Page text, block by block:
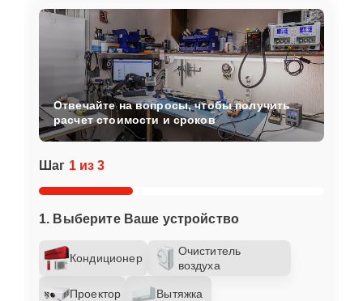
Шаг 1 из 3
1. Выберите Ваше устройство
Кондиционер
Очиститель
воздуха
Проектор
Вытяжка
Отвечайте на вопросы, чтобы получить
расчет стоимости и сроков